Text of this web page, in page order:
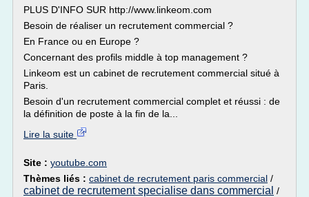
PLUS D'INFO SUR http://www.linkeom.com
Besoin de réaliser un recrutement commercial ?
En France ou en Europe ?
Concernant des profils middle à top management ?
Linkeom est un cabinet de recrutement commercial situé à
Paris.
Besoin d'un recrutement commercial complet et réussi : de
la définition de poste à la fin de la...
Lire la suite
Site : youtube.com
Thèmes liés : cabinet de recrutement paris commercial /
cabinet de recrutement specialise dans commercial /